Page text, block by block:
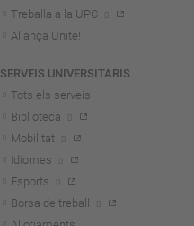
Treballa a la UPC
Aliança Unite!
SERVEIS UNIVERSITARIS
Tots els serveis
Biblioteca
Mobilitat
Idiomes
Esports
Borsa de treball